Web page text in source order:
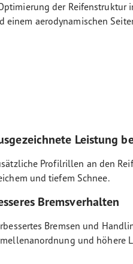
der
einem aerodynamischen
Leistung
Profilrillen an den
und tiefem Schnee.
Bremsverhalten
Bremsen und
und höhere